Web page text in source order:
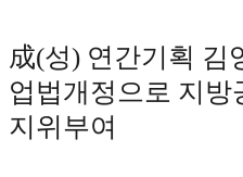
成(성) 연간기획 김
업법개정으로 지방
지위부여